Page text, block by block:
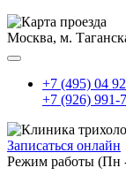
Москва, м.
+7 (495) 04
+7 (926) 991-
Записаться онлайн
Режим работы (Пн